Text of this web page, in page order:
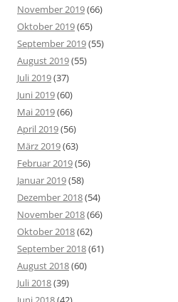
November 2019(66)
Oktober 2019(65)
September 2019(55)
August 2019(55)
Juli 2019(37)
Juni 2019(60)
Mai 2019(66)
April 2019(56)
März 2019(63)
Februar 2019(56)
Januar 2019(58)
Dezember 2018(54)
November 2018(66)
Oktober 2018(62)
September 2018(61)
August 2018(60)
Juli 2018(39)